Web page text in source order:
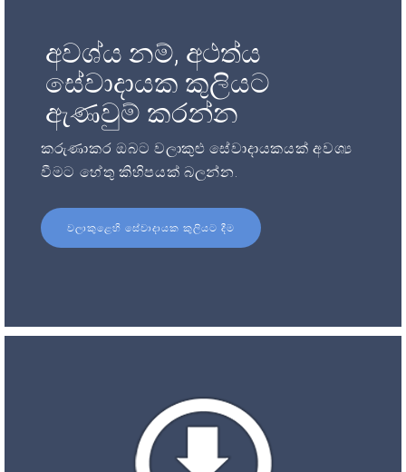
අවශ්ය නම්, අථත්ය
සේවාදායක කුලියට
ඇණවුම් කරන්න
කරුණාකර ඔබට වලාකුළු සේවාදායකයක් අවශ්‍ය
වීමට හේතු කිහිපයක් බලන්න.
වලාකුළෙහි සේවාදායක කුලියට දීම